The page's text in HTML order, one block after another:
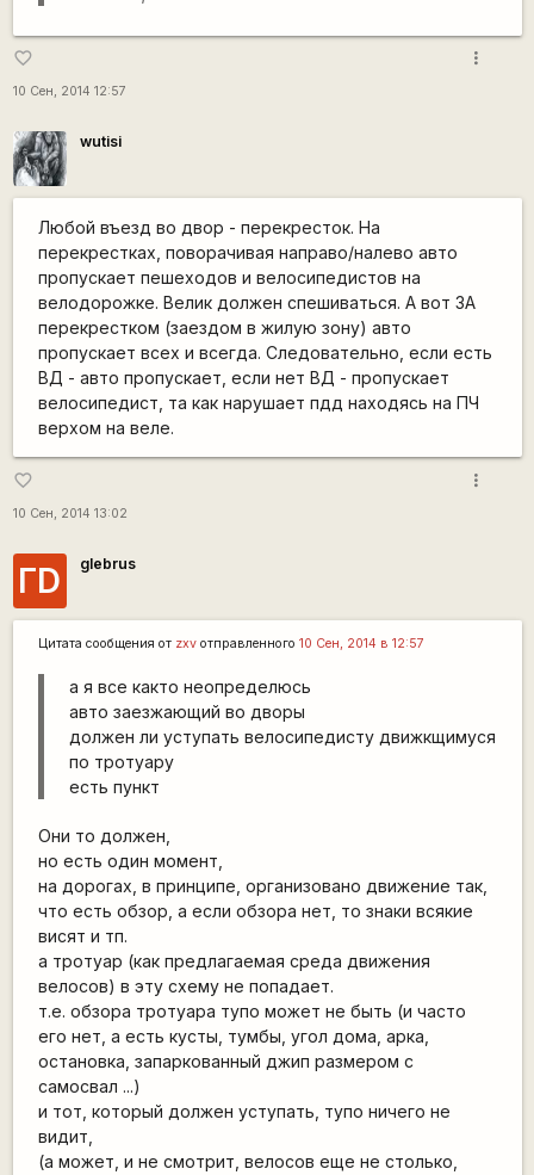
favorite_border
10 Сен, 2014 12:57
more_vert
wutisi
Любой въезд во двор - перекресток. На
перекрестках, поворачивая направо/налево авто
пропускает пешеходов и велосипедистов на
велодорожке. Велик должен спешиваться. А вот ЗА
перекрестком (заездом в жилую зону) авто
пропускает всех и всегда. Следовательно, если есть
ВД - авто пропускает, если нет ВД - пропускает
велосипедист, та как нарушает пдд находясь на ПЧ
верхом на веле.
favorite_border
10 Сен, 2014 13:02
more_vert
ГD glebrus
Цитата сообщения от zxvотправленного 10 Сен, 2014 в 12:57
а я все както неопределюсь
авто заезжающий во дворы
должен ли уступать велосипедисту движкщимуся
по тротуару
есть пункт
Они то должен,
но есть один момент,
на дорогах, в принципе, организовано движение так,
что есть обзор, а если обзора нет, то знаки всякие
висят и тп.
а тротуар (как предлагаемая среда движения
велосов) в эту схему не попадает.
т.е. обзора тротуара тупо может не быть (и часто
его нет, а есть кусты, тумбы, угол дома, арка,
остановка, запаркованный джип размером с
самосвал ...)
и тот, который должен уступать, тупо ничего не
видит,
(а может, и не смотрит, велосов еще не столько,